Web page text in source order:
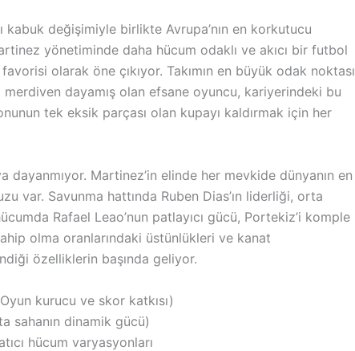
kabuk değişimiyle birlikte Avrupa’nın en korkutucu
yönetiminde daha hücum odaklı ve akıcı bir futbol
olarak öne çıkıyor. Takımın en büyük odak noktası
dayamış olan efsane oyuncu, kariyerindeki bu
tek eksik parçası olan kupayı kaldırmak için her
dayanmıyor. Martinez’in elinde her mevkide dünyanın en
var. Savunma hattında Ruben Dias’ın liderliği, orta
Rafael Leao’nun patlayıcı gücü, Portekiz’i komple
olma oranlarındaki üstünlükleri ve kanat
özelliklerin başında geliyor.
kurucu ve skor katkısı)
sahanın dinamik gücü)
hücum varyasyonları